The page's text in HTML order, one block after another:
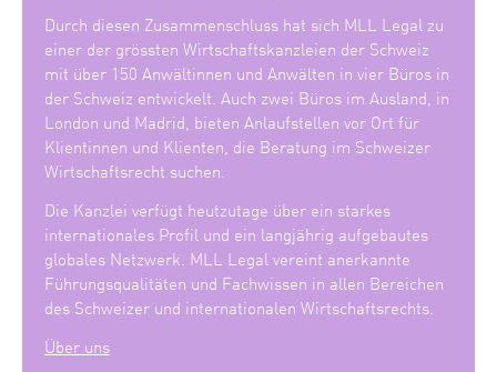
Durch diesen Zusammenschluss hat sich MLL Legal zu
einer der grössten Wirtschaftskanzleien der Schweiz
mit über 150 Anwältinnen und Anwälten in vier Büros in
der Schweiz entwickelt. Auch zwei Büros im Ausland, in
London und Madrid, bieten Anlaufstellen vor Ort für
Klientinnen und Klienten, die Beratung im Schweizer
Wirtschaftsrecht suchen.
Die Kanzlei verfügt heutzutage über ein starkes
internationales Profil und ein langjährig aufgebautes
globales Netzwerk. MLL Legal vereint anerkannte
Führungsqualitäten und Fachwissen in allen Bereichen
des Schweizer und internationalen Wirtschaftsrechts.
Über uns